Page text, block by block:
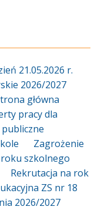
21.05.2026 r.
2026/2027
główna
pracy dla
Zagrożenie
szkolnego
Rekrutacja na rok
ZS nr 18
2026/2027